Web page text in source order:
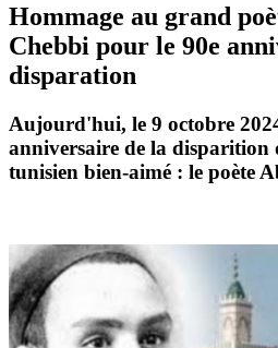
Hommage au grand
Chebbi pour le 90e
disparation
Aujourd'hui, le 9 octobre
anniversaire de la
tunisien bien-aimé : le poète